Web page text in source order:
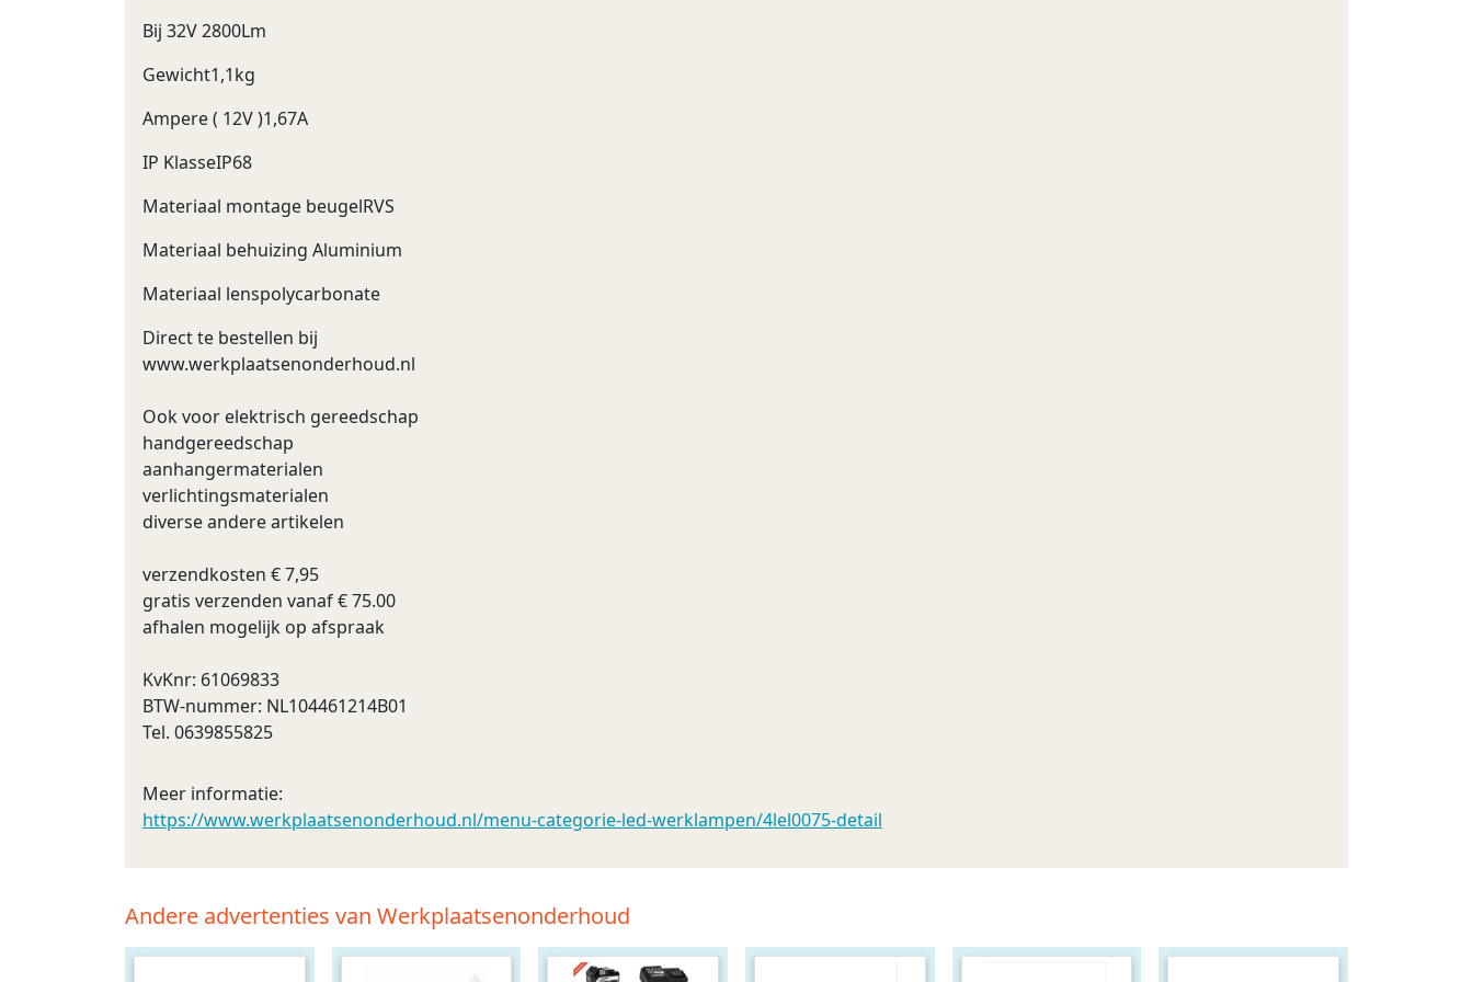
Bij 32V 2800Lm
Gewicht1,1kg
Ampere ( 12V )1,67A
IP KlasseIP68
Materiaal montage beugelRVS
Materiaal behuizing Aluminium
Materiaal lenspolycarbonate
Direct te bestellen bij
www.werkplaatsenonderhoud.nl
Ook voor elektrisch gereedschap
handgereedschap
aanhangermaterialen
verlichtingsmaterialen
diverse andere artikelen
verzendkosten € 7,95
gratis verzenden vanaf € 75.00
afhalen mogelijk op afspraak
KvKnr: 61069833
BTW-nummer: NL104461214B01
Tel. 0639855825
Meer informatie:
https://www.werkplaatsenonderhoud.nl/menu-categorie-led-werklampen/4lel0075-detail
Andere advertenties van Werkplaatsenonderhoud